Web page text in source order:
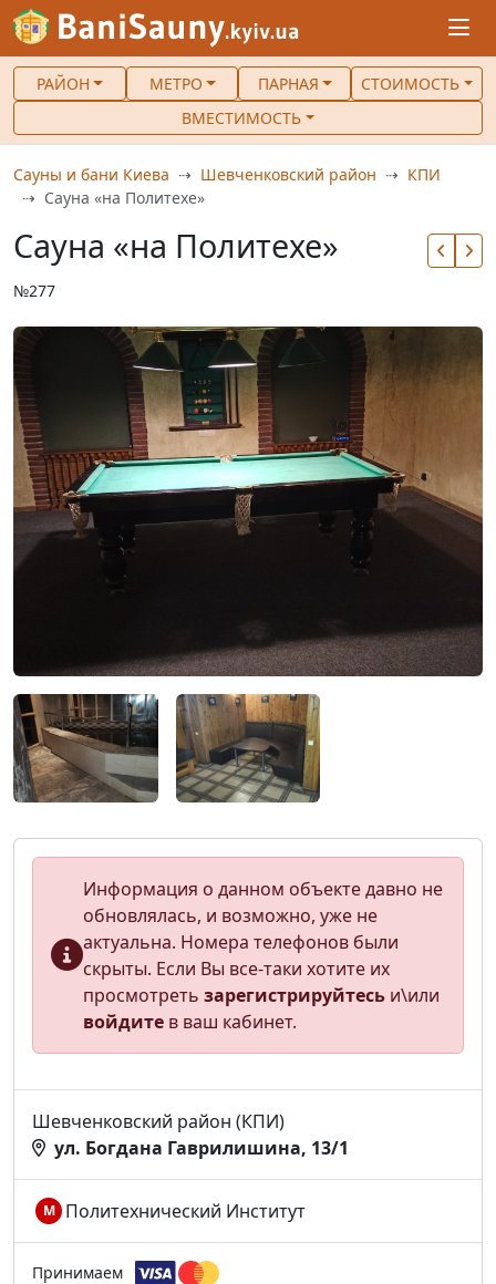
РАЙОН МЕТРО ПАРНАЯ
СТОИМОСТЬ
ВМЕСТИМОСТЬ
Сауны и бани Киева Шевченковский район
КПИ
Сауна «на Политехе»
Сауна «на Политехе»
№277
Информация о данном объекте давно не
обновлялась, и возможно, уже не
актуальна. Номера телефонов были
скрыты. Если Вы все-таки хотите их
просмотреть зарегистрируйтесь и\или
войдите в ваш кабинет.
Шевченковский район (КПИ)
ул. Богдана Гаврилишина, 13/1
М Политехнический Институт
Принимаем